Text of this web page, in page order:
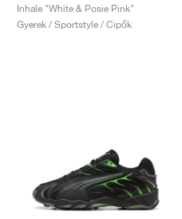
Inhale "White & Posie Pink"
Gyerek / Sportstyle / Cipők